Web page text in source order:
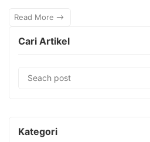
Read More
Cari Artikel
Kategori